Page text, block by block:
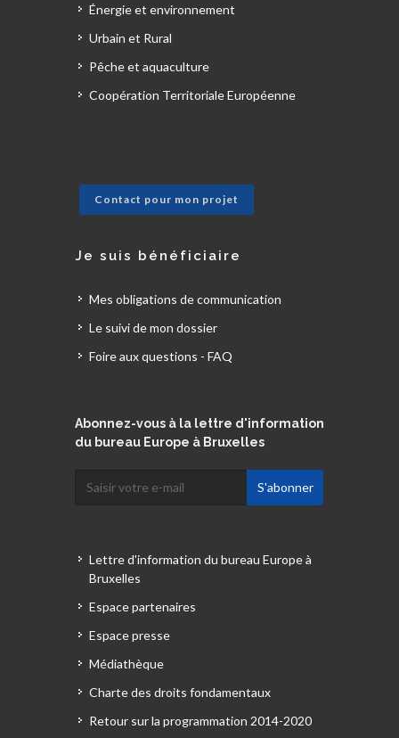
Énergie et environnement
Urbain et Rural
Pêche et aquaculture
Coopération Territoriale Européenne
Contact pour mon projet
Je suis bénéficiaire
Mes obligations de communication
Le suivi de mon dossier
Foire aux questions - FAQ
Abonnez-vous à la lettre d'information
du bureau Europe à Bruxelles
Lettre d'information du bureau Europe à
Bruxelles
Espace partenaires
Espace presse
Médiathèque
Charte des droits fondamentaux
Retour sur la programmation 2014-2020